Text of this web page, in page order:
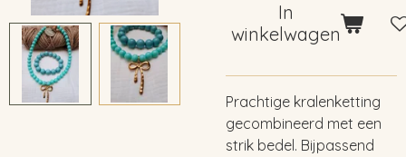
In
winkelwagen
Prachtige kralenketting
gecombineerd met een
strik bedel. Bijpassend